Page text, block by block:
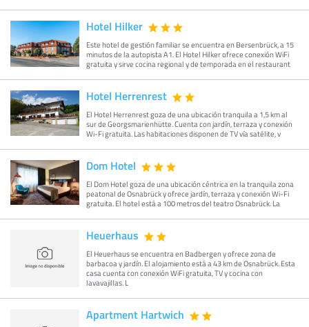
Hotel Hilker
Este hotel de gestión familiar se encuentra en Bersenbrück, a 15
minutos de la autopista A1. El Hotel Hilker ofrece conexión WiFi
gratuita y sirve cocina regional y de temporada en el restaurant
Hotel Herrenrest
El Hotel Herrenrest goza de una ubicación tranquila a 1,5 km al
sur de Georgsmarienhütte. Cuenta con jardín, terraza y conexión
Wi-Fi gratuita. Las habitaciones disponen de TV vía satélite, v
Dom Hotel
El Dom Hotel goza de una ubicación céntrica en la tranquila zona
peatonal de Osnabrück y ofrece jardín, terraza y conexión Wi-Fi
gratuita. El hotel está a 100 metros del teatro Osnabrück. La
Heuerhaus
El Heuerhaus se encuentra en Badbergen y ofrece zona de
barbacoa y jardín. El alojamiento está a 43 km de Osnabrück. Esta
casa cuenta con conexión WiFi gratuita, TV y cocina con
lavavajillas. L
Apartment Hartwich